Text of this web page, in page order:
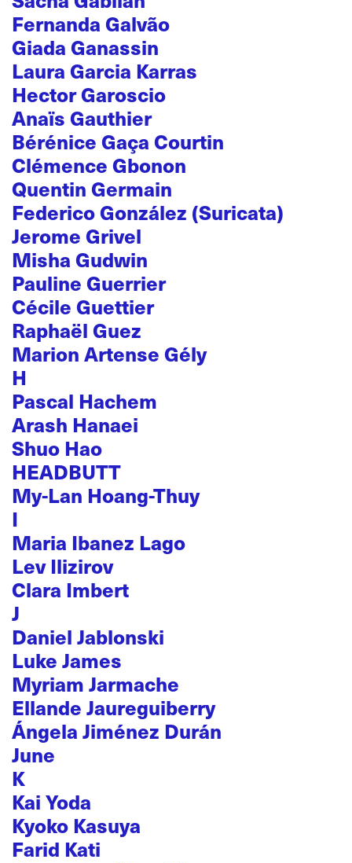
Fernanda Galvão
Giada Ganassin
Laura Garcia Karras
Hector Garoscio
Anaïs Gauthier
Bérénice Gaça Courtin
Clémence Gbonon
Quentin Germain
Federico González (Suricata)
Jerome Grivel
Misha Gudwin
Pauline Guerrier
Cécile Guettier
Raphaël Guez
Marion Artense Gély
H
Pascal Hachem
Arash Hanaei
Shuo Hao
HEADBUTT
My-Lan Hoang-Thuy
I
Maria Ibanez Lago
Lev Ilizirov
Clara Imbert
J
Daniel Jablonski
Luke James
Myriam Jarmache
Ellande Jaureguiberry
Ángela Jiménez Durán
June
K
Kai Yoda
Kyoko Kasuya
Farid Kati